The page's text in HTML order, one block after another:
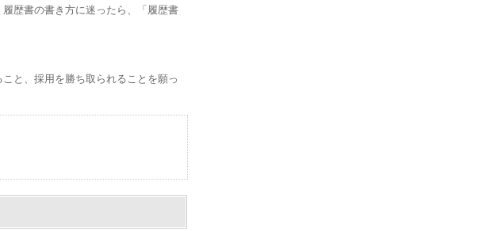
歴書の書き方に迷ったら、「履歴書
と、採用を勝ち取られることを願っ